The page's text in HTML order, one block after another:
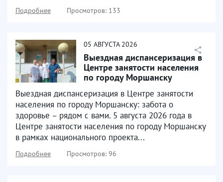
Подробнее Просмотров: 133
05 АВГУСТА 2026
Выездная диспансеризация в
Центре занятости населения
по городу Моршанску
Выездная диспансеризация в Центре занятости
населения по городу Моршанску: забота о
здоровье – рядом с вами. 5 августа 2026 года в
Центре занятости населения по городу Моршанску
в рамках национального проекта...
Подробнее Просмотров: 96